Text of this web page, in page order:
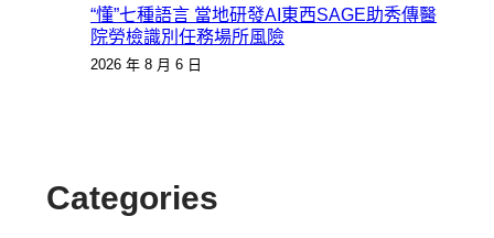
“懂”七種語言 當地研發AI東西SAGE助秀傳醫
院勞檢識別任務場所風險
2026 年 8 月 6 日
Categories